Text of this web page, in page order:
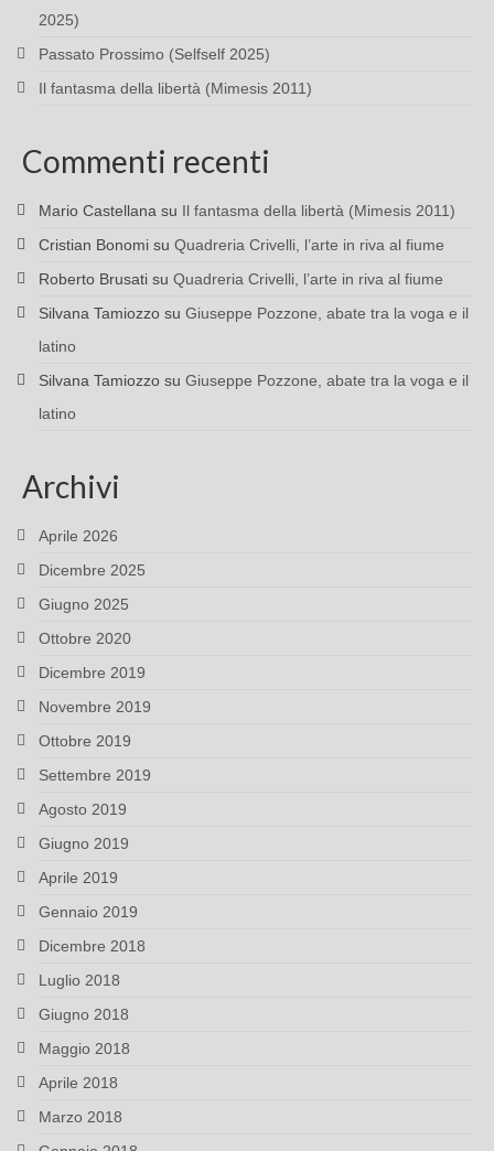
2025)
Passato Prossimo (Selfself 2025)
Il fantasma della libertà (Mimesis 2011)
Commenti recenti
Mario Castellana su Il fantasma della libertà (Mimesis 2011)
Cristian Bonomi su Quadreria Crivelli, l’arte in riva al fiume
Roberto Brusati su Quadreria Crivelli, l’arte in riva al fiume
Silvana Tamiozzo su Giuseppe Pozzone, abate tra la voga e il
latino
Silvana Tamiozzo su Giuseppe Pozzone, abate tra la voga e il
latino
Archivi
Aprile 2026
Dicembre 2025
Giugno 2025
Ottobre 2020
Dicembre 2019
Novembre 2019
Ottobre 2019
Settembre 2019
Agosto 2019
Giugno 2019
Aprile 2019
Gennaio 2019
Dicembre 2018
Luglio 2018
Giugno 2018
Maggio 2018
Aprile 2018
Marzo 2018